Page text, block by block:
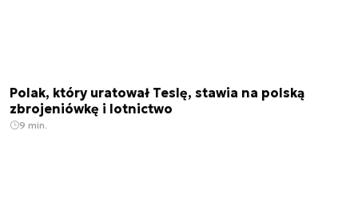
Polak, który uratował Teslę, stawia na polską
zbrojeniówkę i lotnictwo
9 min.